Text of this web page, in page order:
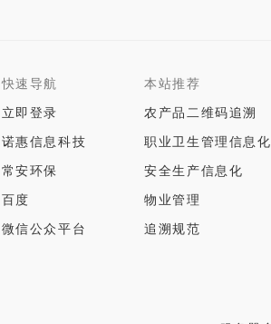
快速导航
立即登录
诺惠信息科技
常安环保
百度
微信公众平台
本站推荐
农产品二维码追溯
职业卫生管理信息化
安全生产信息化
物业管理
追溯规范